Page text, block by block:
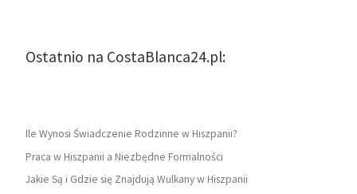
Ostatnio na CostaBlanca24.pl:
Ile Wynosi Świadczenie Rodzinne w Hiszpanii?
Praca w Hiszpanii a Niezbędne Formalności
Jakie Są i Gdzie się Znajdują Wulkany w Hiszpanii